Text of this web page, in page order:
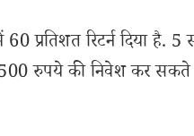
रिटर्न दिया है.
रुपये की निवेश कर सकते